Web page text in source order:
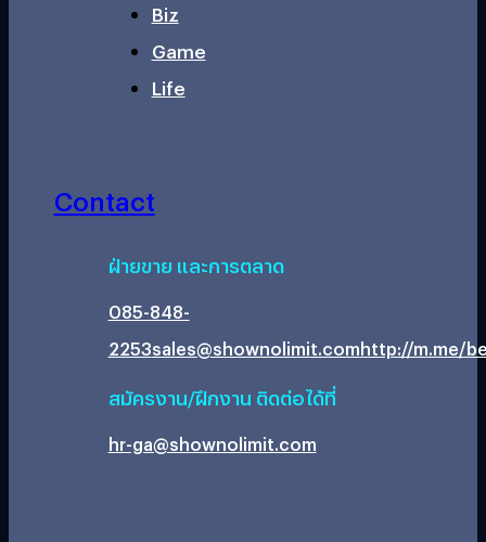
Biz
Game
Life
Contact
ฝ่ายขาย และการตลาด
085-848-
2253sales@shownolimit.comhttp://m.me/
สมัครงาน/ฝึกงาน ติดต่อได้ที่
hr-ga@shownolimit.com